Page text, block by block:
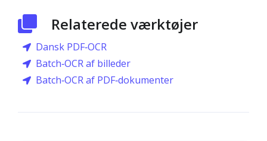
Relaterede værktøjer
Dansk PDF‑OCR
Batch‑OCR af billeder
Batch‑OCR af PDF‑dokumenter